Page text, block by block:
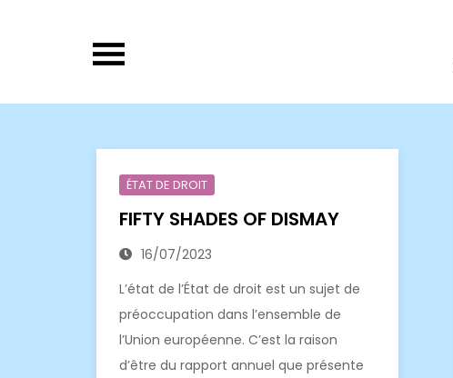
ÉTAT DE DROIT
FIFTY SHADES OF DISMAY
16/07/2023
L’état de l’État de droit est un sujet de
préoccupation dans l’ensemble de
l’Union européenne. C’est la raison
d’être du rapport annuel que présente